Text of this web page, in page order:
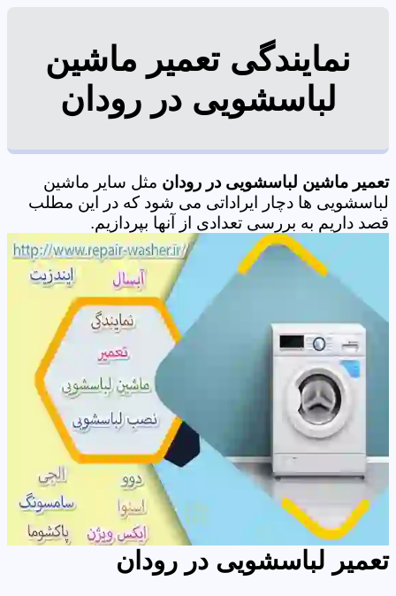
نمایندگی تعمیر ماشین
لباسشویی در رودان
تعمیر ماشین لباسشویی در رودان مثل سایر ماشین
لباسشویی ها دچار ایراداتی می شود که در این مطلب
قصد داریم به بررسی تعدادی از آنها بپردازیم.
تعمیر لباسشویی در رودان